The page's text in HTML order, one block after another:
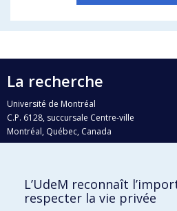
La recherche
Université de Montréal
C.P. 6128, succursale Centre-ville
Montréal, Québec, Canada
H3C 3J7
Qui fait quoi?
L’UdeM reconnaît
respecter la vie privée